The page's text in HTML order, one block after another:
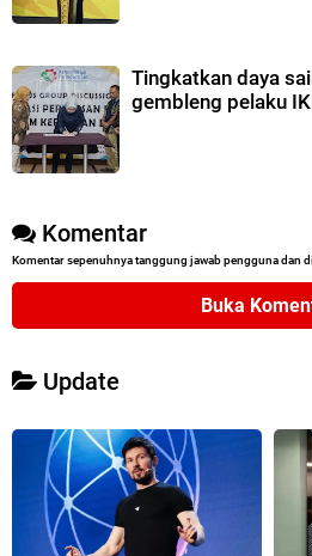
Tingkatkan daya
gembleng pelaku
Komentar
Komentar sepenuhnya tanggung jawab pengguna dan
Buka
Update